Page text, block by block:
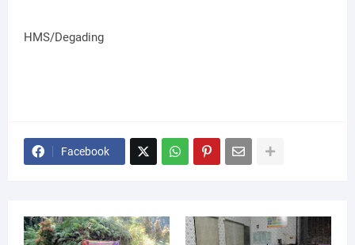
HMS/Degading
Facebook